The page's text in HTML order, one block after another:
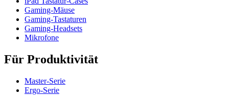
Gaming-Mäuse
Gaming-Tastaturen
Gaming-Headsets
Mikrofone
Für Produktivität
Master-Serie
Ergo-Serie